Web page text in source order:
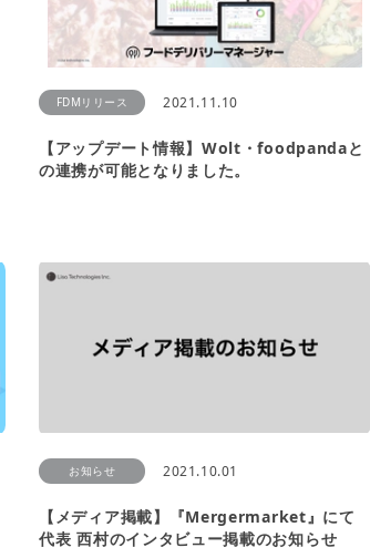
FDMリリース 2021.11.10
【アップデート情報】Wolt・foodpandaと
の連携が可能となりました。
お知らせ 2021.10.01
【メディア掲載】『Mergermarket』にて
代表 西村のインタビュー掲載のお知らせ